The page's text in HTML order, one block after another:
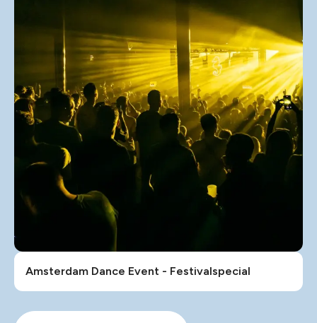
Amsterdam Dance Event - Festivalspecial